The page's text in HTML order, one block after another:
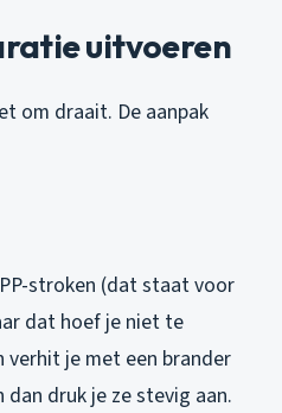
uitvoeren
om draait. De aanpak
stroken (dat staat voor
dat hoef je niet te
je met een brander
druk je ze stevig aan.